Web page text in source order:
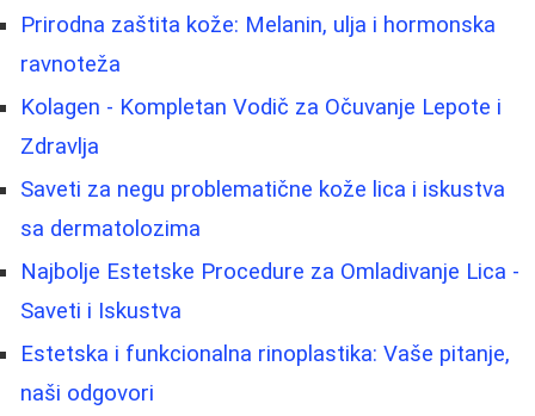
Prirodna zaštita kože: Melanin, ulja i hormonska
ravnoteža
Kolagen - Kompletan Vodič za Očuvanje Lepote i
Zdravlja
Saveti za negu problematične kože lica i iskustva
sa dermatolozima
Najbolje Estetske Procedure za Omladivanje Lica -
Saveti i Iskustva
Estetska i funkcionalna rinoplastika: Vaše pitanje,
naši odgovori